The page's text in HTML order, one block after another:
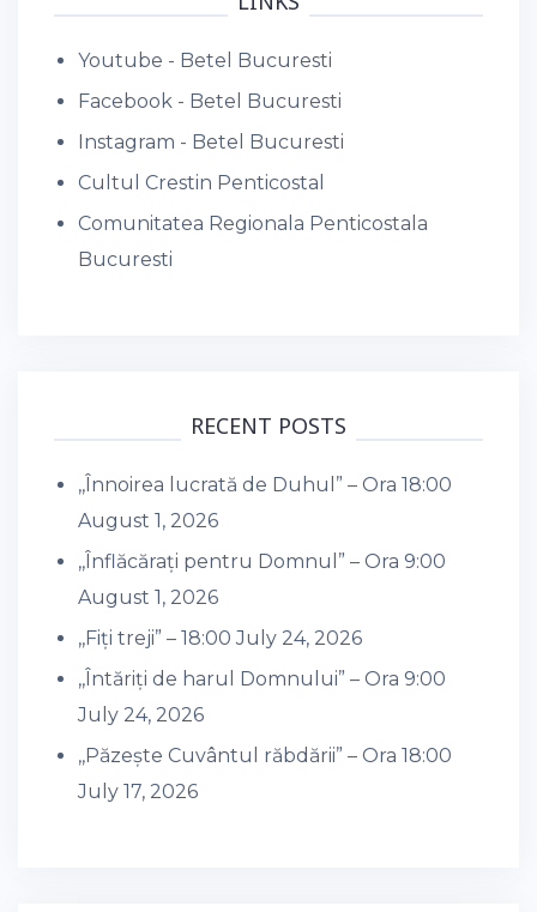
Youtube - Betel Bucuresti
Facebook - Betel Bucuresti
Instagram - Betel Bucuresti
Cultul Crestin Penticostal
Comunitatea Regionala Penticostala
Bucuresti
RECENT POSTS
,,Înnoirea lucrată de Duhul” – Ora 18:00
August 1, 2026
,,Înflăcărați pentru Domnul” – Ora 9:00
August 1, 2026
,,Fiți treji” – 18:00 July 24, 2026
,,Întăriți de harul Domnului” – Ora 9:00
July 24, 2026
,,Păzește Cuvântul răbdării” – Ora 18:00
July 17, 2026